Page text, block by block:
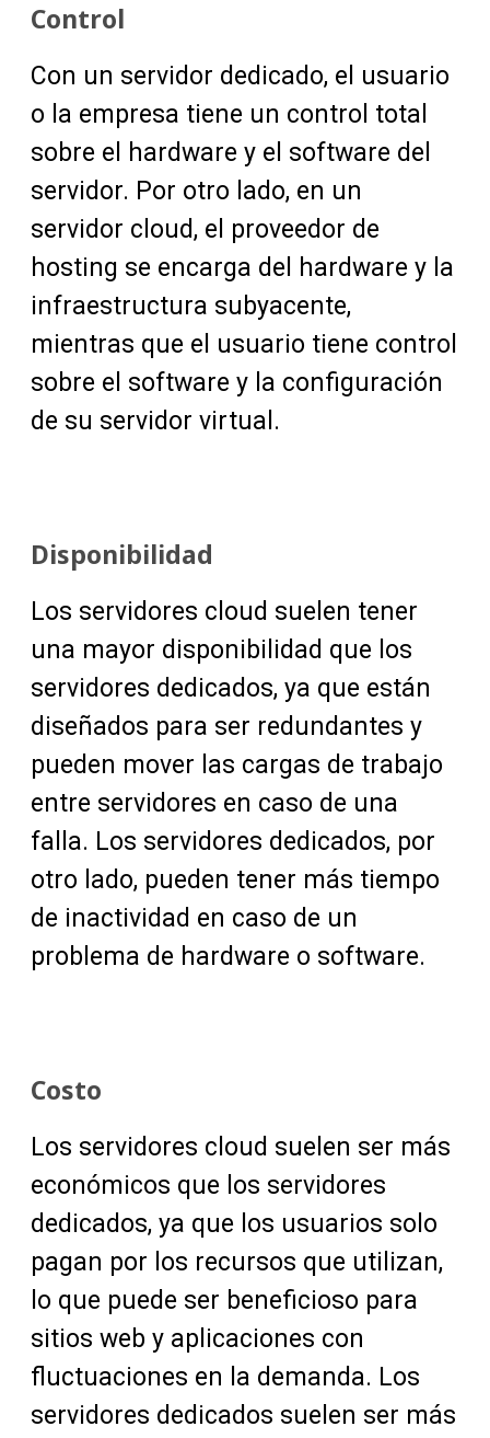
Control
Con un servidor dedicado, el usuario
o la empresa tiene un control total
sobre el hardware y el software del
servidor. Por otro lado, en un
servidor cloud, el proveedor de
hosting se encarga del hardware y la
infraestructura subyacente,
mientras que el usuario tiene control
sobre el software y la configuración
de su servidor virtual.
Disponibilidad
Los servidores cloud suelen tener
una mayor disponibilidad que los
servidores dedicados, ya que están
diseñados para ser redundantes y
pueden mover las cargas de trabajo
entre servidores en caso de una
falla. Los servidores dedicados, por
otro lado, pueden tener más tiempo
de inactividad en caso de un
problema de hardware o software.
Costo
Los servidores cloud suelen ser más
económicos que los servidores
dedicados, ya que los usuarios solo
pagan por los recursos que utilizan,
lo que puede ser beneficioso para
sitios web y aplicaciones con
fluctuaciones en la demanda. Los
servidores dedicados suelen ser más